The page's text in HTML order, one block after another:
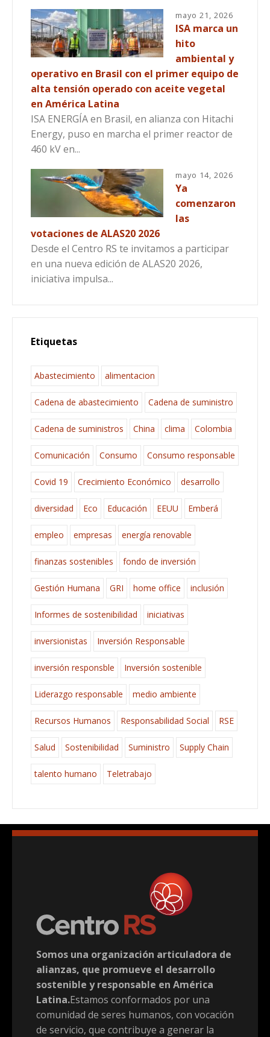
mayo 21, 2026
ISA marca un
hito
ambiental y
operativo en Brasil con el primer equipo de
alta tensión operado con aceite vegetal
en América Latina
ISA ENERGÍA en Brasil, en alianza con Hitachi
Energy, puso en marcha el primer reactor de
460 kV en...
mayo 14, 2026
Ya
comenzaron
las
votaciones de ALAS20 2026
Desde el Centro RS te invitamos a participar
en una nueva edición de ALAS20 2026,
iniciativa impulsa...
Etiquetas
Abastecimiento alimentacion
Cadena de abastecimiento Cadena de suministro
Cadena de suministros China clima Colombia
Comunicación Consumo Consumo responsable
Covid 19 Crecimiento Económico desarrollo
diversidad Eco Educación EEUU Emberá
empleo empresas energía renovable
finanzas sostenibles fondo de inversión
Gestión Humana GRI home office inclusión
Informes de sostenibilidad iniciativas
inversionistas Inversión Responsable
inversión responsble Inversión sostenible
Liderazgo responsable medio ambiente
Recursos Humanos Responsabilidad Social RSE
Salud Sostenibilidad Suministro Supply Chain
talento humano Teletrabajo
Somos una organización articuladora de
alianzas, que promueve el desarrollo
sostenible y responsable en América
Latina.Estamos conformados por una
comunidad de seres humanos, con vocación
de servicio, que contribuye a generar la